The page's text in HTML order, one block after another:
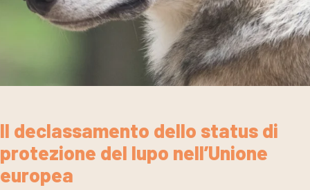
Il declassamento dello status di
protezione del lupo nell’Unione
europea